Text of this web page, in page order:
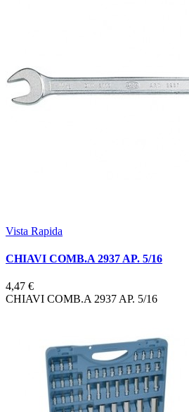
Vista Rapida
CHIAVI COMB.A 2937 AP. 5/16
4,47 €
CHIAVI COMB.A 2937 AP. 5/16